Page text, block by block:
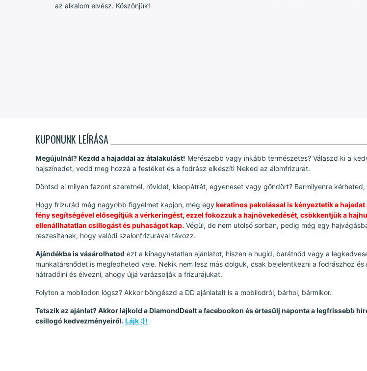
az alkalom elvész. Köszönjük!
KUPONUNK LEÍRÁSA
Megújulnál? Kezdd a hajaddal az átalakulást! Merészebb vagy inkább természetes? Válaszd ki a
hajszínedet, vedd meg hozzá a festéket és a fodrász elkészíti Neked az álomfrizurát.
Döntsd el milyen fazont szeretnél, rövidet, kleopátrát, egyeneset vagy göndört? Bármilyenre kérheted,
Hogy frizurád még nagyobb figyelmet kapjon, még egykeratinos pakolással is kényeztetik a
fény segítségével elősegítjük a vérkeringést, ezzel fokozzuk a hajnövekedését, csökkentjük a
ellenállhatatlan csillogást és puhaságot kap. Végül, de nem utolsó sorban, pedig még egy
részesítenek, hogy valódi szalonfrizurával távozz.
Ajándékba is vásárolhatod ezt a kihagyhatatlan ajánlatot, hiszen a hugid, barátnőd vagy a
munkatársnődet is meglepheted vele. Nekik nem lesz más dolguk, csak bejelentkezni a fodrászhoz és
hátradőlni és élvezni, ahogy újjá varázsolják a frizurájukat.
Folyton a mobilodon lógsz? Akkor böngészd a DD ajánlatait is a mobilodról, bárhol, bármikor.
Tetszik az ajánlat? Akkor lájkold a DiamondDealt a facebookon és értesülj naponta a legfrissebb
csillogó kedvezményeiről. Lájk :)!